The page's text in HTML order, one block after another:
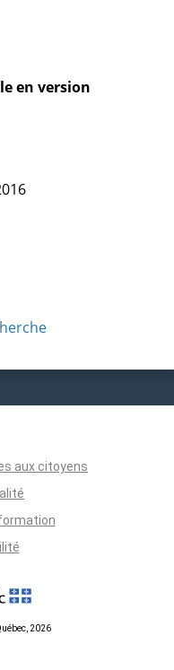
en version
aux citoyens
2026